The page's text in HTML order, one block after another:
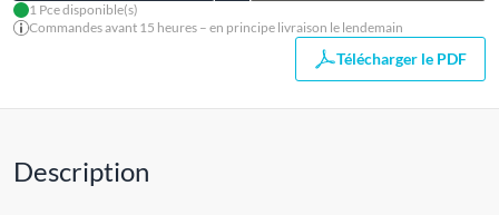
1 Pce disponible(s)
Commandes avant 15 heures – en principe livraison le lendemain
Télécharger le PDF
Description